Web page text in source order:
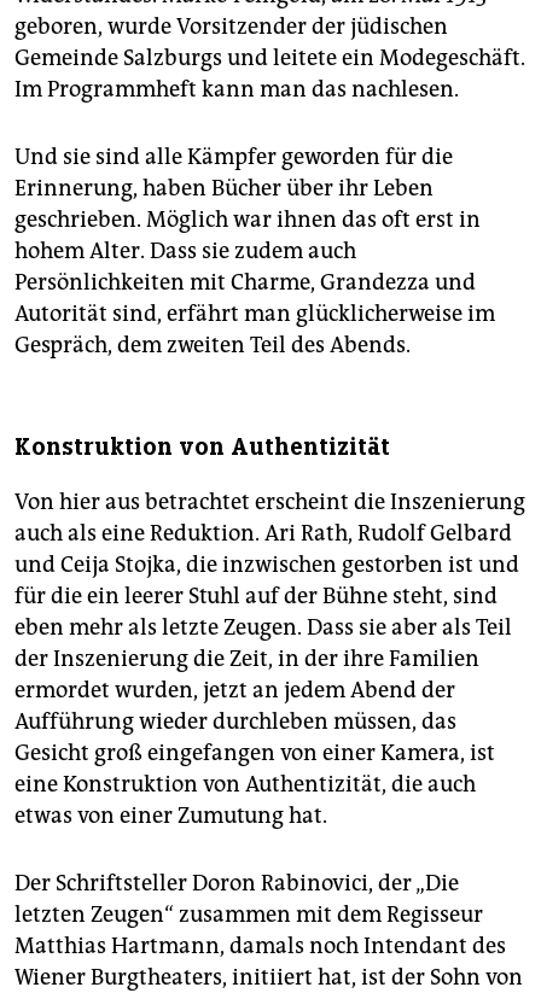
geboren, wurde Vorsitzender der jüdischen
Gemeinde Salzburgs und leitete ein Modegeschäft.
Im Programmheft kann man das nachlesen.
Und sie sind alle Kämpfer geworden für die
Erinnerung, haben Bücher über ihr Leben
geschrieben. Möglich war ihnen das oft erst in
hohem Alter. Dass sie zudem auch
Persönlichkeiten mit Charme, Grandezza und
Autorität sind, erfährt man glücklicherweise im
Gespräch, dem zweiten Teil des Abends.
Konstruktion von Authentizität
Von hier aus betrachtet erscheint die Inszenierung
auch als eine Reduktion. Ari Rath, Rudolf Gelbard
und Ceija Stojka, die inzwischen gestorben ist und
für die ein leerer Stuhl auf der Bühne steht, sind
eben mehr als letzte Zeugen. Dass sie aber als Teil
der Inszenierung die Zeit, in der ihre Familien
ermordet wurden, jetzt an jedem Abend der
Aufführung wieder durchleben müssen, das
Gesicht groß eingefangen von einer Kamera, ist
eine Konstruktion von Authentizität, die auch
etwas von einer Zumutung hat.
Der Schriftsteller Doron Rabinovici, der „Die
letzten Zeugen“ zusammen mit dem Regisseur
Matthias Hartmann, damals noch Intendant des
Wiener Burgtheaters, initiiert hat, ist der Sohn von